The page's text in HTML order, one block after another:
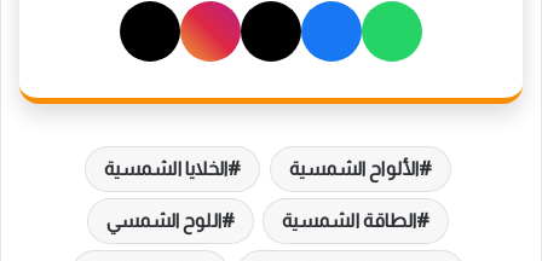
الألواح الشمسية الخلايا الشمسية
الطاقة الشمسية اللوح الشمسي